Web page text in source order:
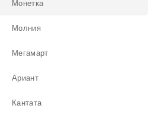
Монетка
Молния
Мегамарт
Ариант
Кантата